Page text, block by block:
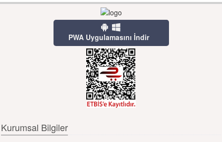
PWA Uygulamasını İndir
Kurumsal Bilgiler